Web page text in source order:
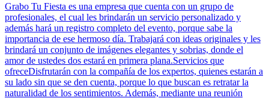
Grabo Tu Fiesta es una empresa que cuenta con un grupo de
profesionales, el cual les brindarán un servicio personalizado y
además hará un registro completo del evento, porque sabe la
importancia de ese hermoso día. Trabajará con ideas originales y les
brindará un conjunto de imágenes elegantes y sobrias, donde el
amor de ustedes dos estará en primera plana.Servicios que
ofreceDisfrutarán con la compañía de los expertos, quienes estarán a
su lado sin que se den cuenta, porque lo que buscan es retratar la
naturalidad de los sentimientos. Además, mediante una reunión